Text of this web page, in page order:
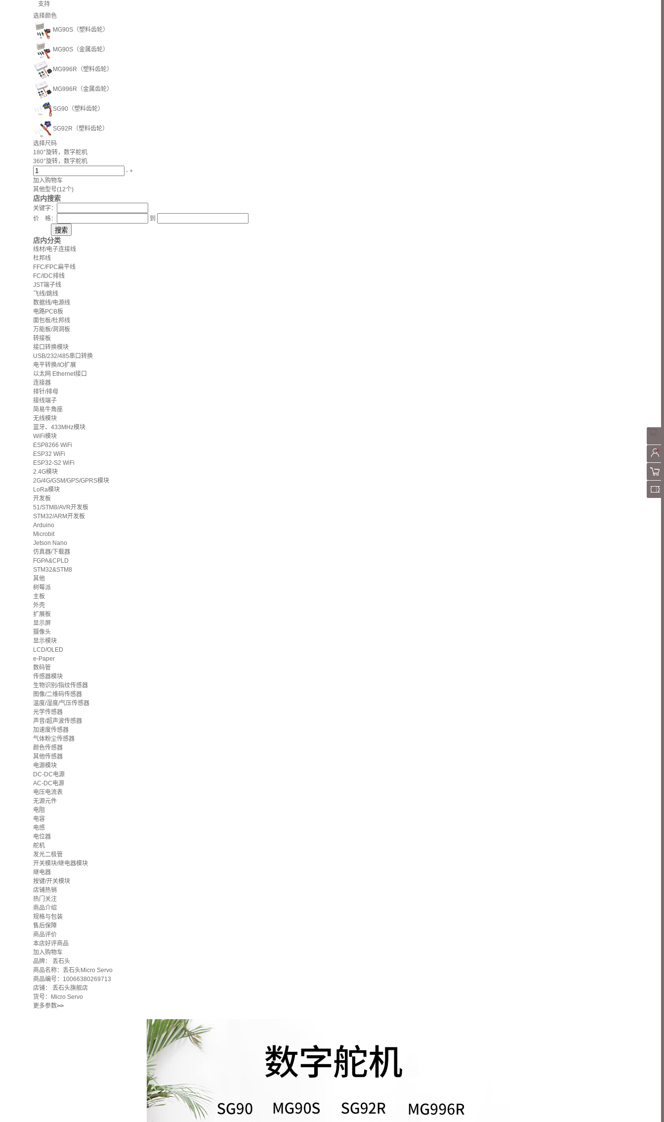
支持
选择颜色
MG90S（塑料齿轮）
MG90S（金属齿轮）
MG996R（塑料齿轮）
MG996R（金属齿轮）
SG90（塑料齿轮）
SG92R（塑料齿轮）
选择尺码
180°旋转，数字舵机
360°旋转，数字舵机
- +
加入购物车
其他型号(12个)
店内搜索
关键字：
价 格：
到
店内分类
线材/电子连接线
杜邦线
FFC/FPC扁平线
FC/IDC排线
JST端子线
飞线/跳线
数据线/电源线
电路PCB板
面包板/杜邦线
万能板/洞洞板
转接板
接口转换模块
USB/232/485串口转换
电平转换/IO扩展
以太网 Ethernet接口
连接器
排针/排母
接线端子
简易牛角座
无线模块
蓝牙、433MHz模块
WiFi模块
ESP8266 WiFi
ESP32 WiFi
ESP32-S2 WiFi
2.4G模块
2G/4G/GSM/GPS/GPRS模块
LoRa模块
开发板
51/STM8/AVR开发板
STM32/ARM开发板
Arduino
Microbit
Jetson Nano
仿真器/下载器
FGPA&CPLD
STM32&STM8
其他
树莓派
主板
外壳
扩展板
显示屏
摄像头
显示模块
LCD/OLED
e-Paper
数码管
传感器模块
生物识别/指纹传感器
图像/二维码传感器
温度/湿度/气压传感器
光学传感器
声音/超声波传感器
加速度传感器
气体粉尘传感器
颜色传感器
其他传感器
电源模块
DC-DC电源
AC-DC电源
电压电流表
无源元件
电阻
电容
电感
电位器
舵机
发光二极管
开关模块/继电器模块
继电器
按键/开关模块
店铺热销
热门关注
商品介绍
规格与包装
售后保障
商品评价
本店好评商品
加入购物车
品牌： 丢石头
商品名称：丢石头Micro Servo
商品编号：10066380269713
店铺： 丢石头旗舰店
货号：Micro Servo
更多参数>>